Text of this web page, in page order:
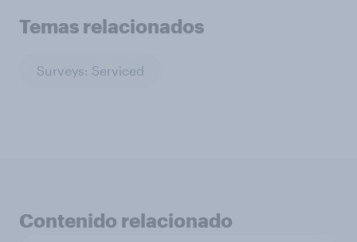
Temas relacionados
Surveys: Serviced
Contenido relacionado